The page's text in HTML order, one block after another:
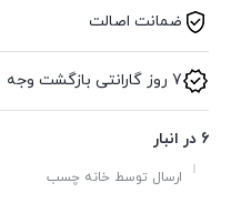
ضمانت اصالت
7 روز گارانتی بازگشت وجه
6 در انبار
ارسال توسط خانه چسب